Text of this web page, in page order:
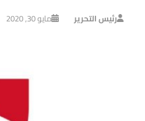
رئيس التحرير مايو 30, 2020